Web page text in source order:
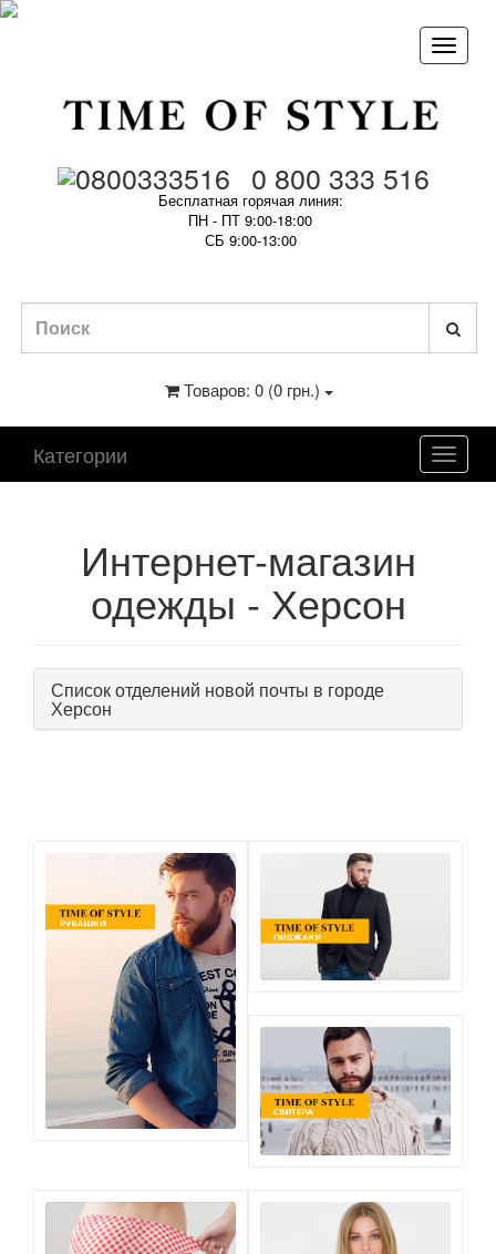
0 800 333 516
Бесплатная горячая линия:
ПН - ПТ 9:00-18:00
СБ 9:00-13:00
Товаров: 0 (0 грн.)
Категории
Интернет-магазин
одежды - Херсон
Список отделений новой почты в городе
Херсон